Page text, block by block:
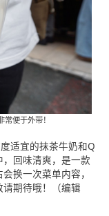
便于外带！
适宜的抹茶牛奶和Q
回味清爽，是一款
换一次菜单内容，
期待哦！（编辑